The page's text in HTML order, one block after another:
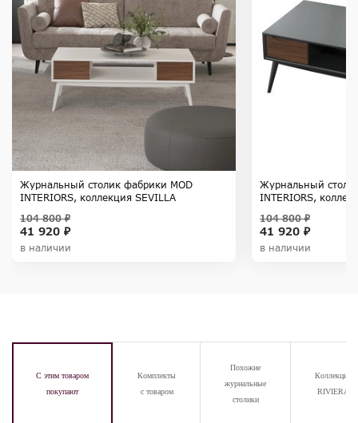
Журнальный столик фабрики MOD
INTERIORS, коллекция SEVILLA
41 920 ₽
104 800 ₽
в наличии
Журнальный
INTERIORS,
41 920 ₽
104 800 ₽
в наличии
С этим товаром
покупают
Комплекты
с товаром
Похожие
журнальные
столики
Коллекция
RIVIERA